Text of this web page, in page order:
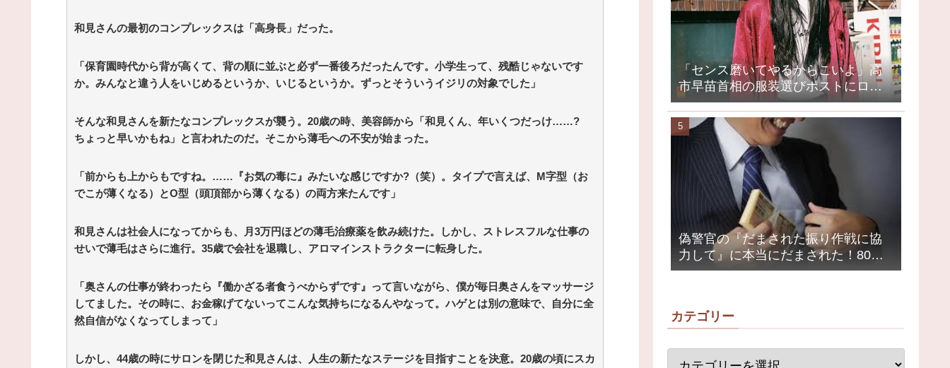
和見さんの最初のコンプレックスは「高身長」だった。
「保育園時代から背が高くて、背の順に並ぶと必ず一番後ろだったんです。小学生って、残酷じゃないです
か。みんなと違う人をいじめるというか、いじるというか。ずっとそういうイジリの対象でした」
そんな和見さんを新たなコンプレックスが襲う。20歳の時、美容師から「和見くん、年いくつだっけ……?
ちょっと早いかもね」と言われたのだ。そこから薄毛への不安が始まった。
「前からも上からもですね。……『お気の毒に』みたいな感じですか?（笑）。タイプで言えば、M字型（お
でこが薄くなる）とO型（頭頂部から薄くなる）の両方来たんです」
和見さんは社会人になってからも、月3万円ほどの薄毛治療薬を飲み続けた。しかし、ストレスフルな仕事の
せいで薄毛はさらに進行。35歳で会社を退職し、アロマインストラクターに転身した。
「奥さんの仕事が終わったら『働かざる者食うべからずです』って言いながら、僕が毎日奥さんをマッサージ
してました。その時に、お金稼げてないってこんな気持ちになるんやなって。ハゲとは別の意味で、自分に全
然自信がなくなってしまって」
しかし、44歳の時にサロンを閉じた和見さんは、人生の新たなステージを目指すことを決意。20歳の頃にスカ
「センス磨いてやるからこいよ」高
市早苗首相の服装選びポストにロッ
クミュージシャンが激怒、ネット大
荒れ
偽警官の『だまされた振り作戦に協
力して』に本当にだまされた！80代
女性1200万円被害
カテゴリー